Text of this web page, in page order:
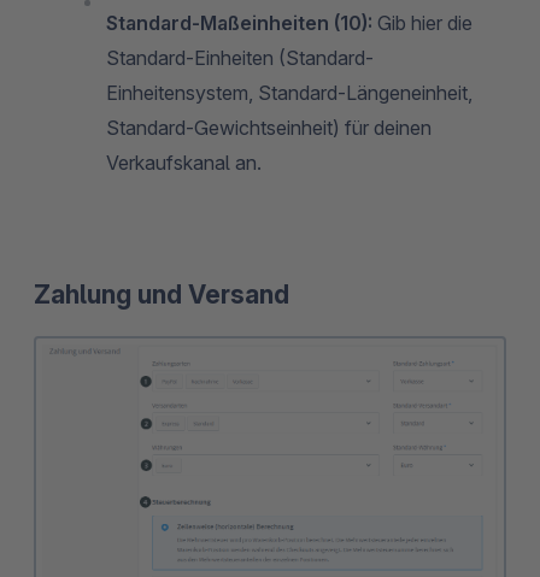
Standard-Maßeinheiten (10): Gib hier die
Standard-Einheiten (Standard-
Einheitensystem, Standard-Längeneinheit,
Standard-Gewichtseinheit) für deinen
Verkaufskanal an.
Zahlung und Versand